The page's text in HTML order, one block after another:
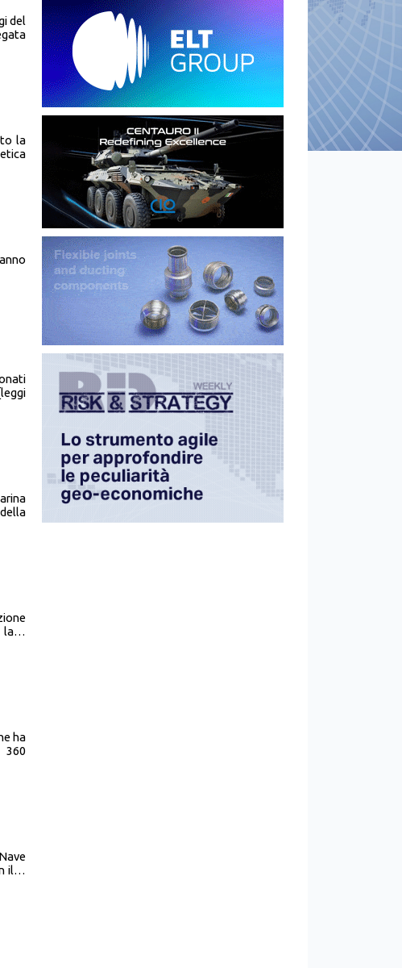
del
la
la…
ha
360
il…